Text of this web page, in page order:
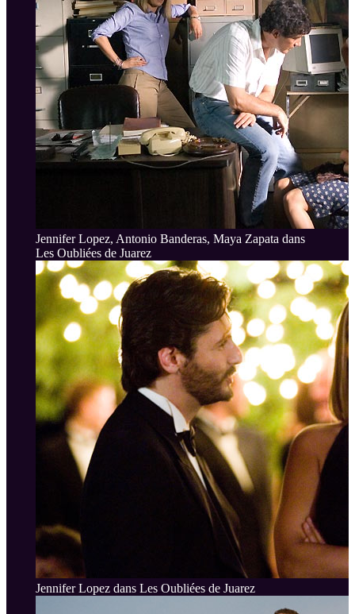
Jennifer Lopez, Antonio Banderas, Maya Zapata dans
Les Oubliées de Juarez
Jennifer Lopez dans Les Oubliées de Juarez